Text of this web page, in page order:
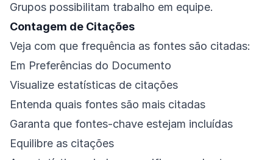
Grupos possibilitam trabalho em equipe.
Contagem de Citações
Veja com que frequência as fontes são citadas:
Em Preferências do Documento
Visualize estatísticas de citações
Entenda quais fontes são mais citadas
Garanta que fontes-chave estejam incluídas
Equilibre as citações